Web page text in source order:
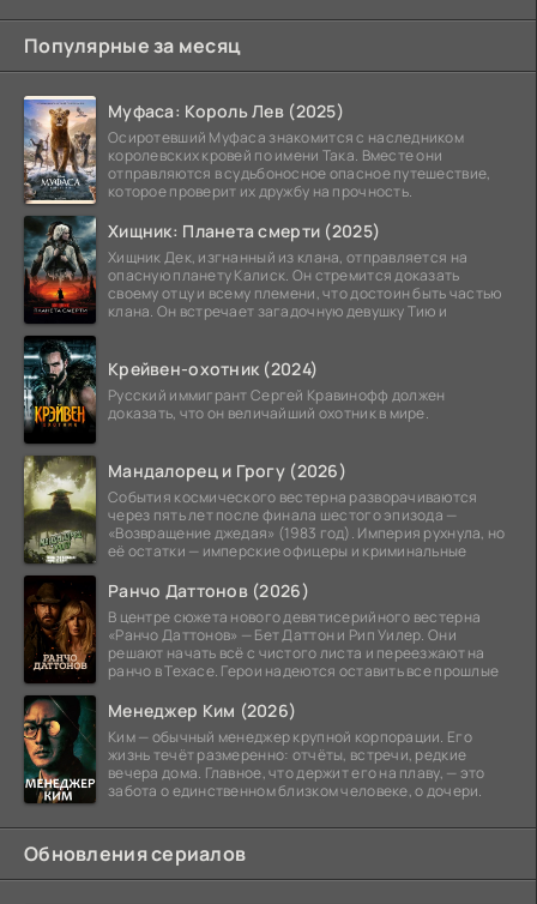
Популярные за месяц
Муфаса: Король Лев (2025)
Осиротевший Муфаса знакомится с наследником
королевских кровей по имени Така. Вместе они
отправляются в судьбоносное опасное путешествие,
которое проверит их дружбу на прочность.
Хищник: Планета смерти (2025)
Хищник Дек, изгнанный из клана, отправляется на
опасную планету Калиск. Он стремится доказать
своему отцу и всему племени, что достоин быть частью
клана. Он встречает загадочную девушку Тию и
Крейвен-охотник (2024)
Русский иммигрант Сергей Кравинофф должен
доказать, что он величайший охотник в мире.
Мандалорец и Грогу (2026)
События космического вестерна разворачиваются
через пять лет после финала шестого эпизода —
«Возвращение джедая» (1983 год). Империя рухнула, но
её остатки — имперские офицеры и криминальные
Ранчо Даттонов (2026)
В центре сюжета нового девятисерийного вестерна
«Ранчо Даттонов» — Бет Даттон и Рип Уилер. Они
решают начать всё с чистого листа и переезжают на
ранчо в Техасе. Герои надеются оставить все прошлые
Менеджер Ким (2026)
Ким — обычный менеджер крупной корпорации. Его
жизнь течёт размеренно: отчёты, встречи, редкие
вечера дома. Главное, что держит его на плаву, — это
забота о единственном близком человеке, о дочери.
Обновления сериалов